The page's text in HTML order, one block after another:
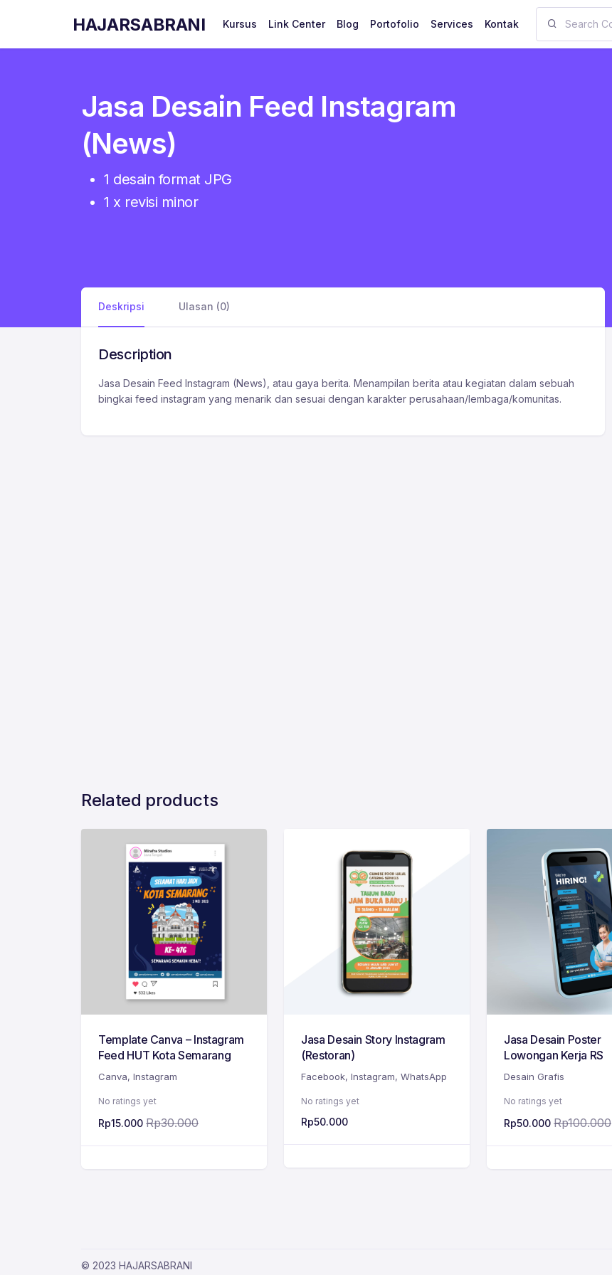
HAJARSABRANI Kursus Link Center Blog Portofolio Services Kontak
Jasa Desain Feed Instagram
(News)
1 desain format JPG
1 x revisi minor
Deskripsi Ulasan (0)
Description
Jasa Desain Feed Instagram (News), atau gaya berita. Menampilan berita atau kegiatan dalam sebuah
bingkai feed instagram yang menarik dan sesuai dengan karakter perusahaan/lembaga/komunitas.
Related products
Template Canva – Instagram
Feed HUT Kota Semarang
Canva, Instagram
No ratings yet
Rp15.000 Rp30.000
Jasa Desain Story Instagram
(Restoran)
Facebook, Instagram, WhatsApp
No ratings yet
Rp50.000
Jasa Desain Poster
Lowongan Kerja RS
Desain Grafis
No ratings yet
Rp50.000 Rp100.000
© 2023 HAJARSABRANI